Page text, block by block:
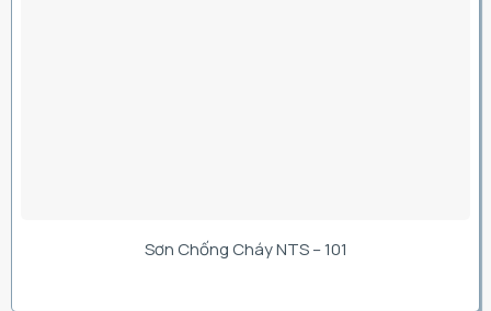
Sơn Chống Cháy NTS – 101